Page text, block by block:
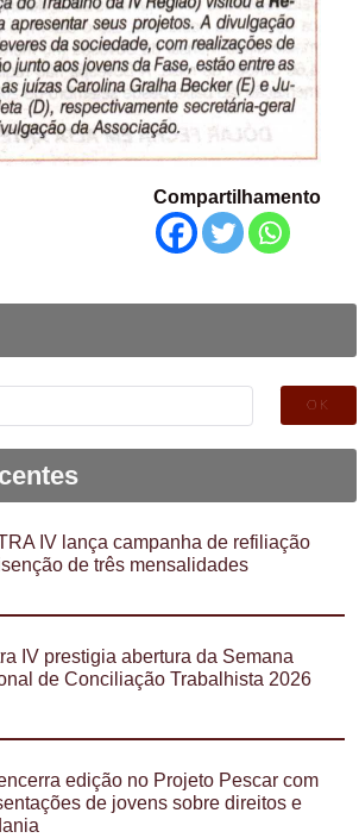
Compartilhamento
IV lança campanha de refiliação
de três mensalidades
IV prestigia abertura da Semana
de Conciliação Trabalhista 2026
edição no Projeto Pescar com
de jovens sobre direitos e